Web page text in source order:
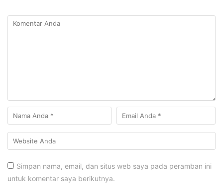
Simpan nama, email, dan situs web saya pada peramban ini
untuk komentar saya berikutnya.